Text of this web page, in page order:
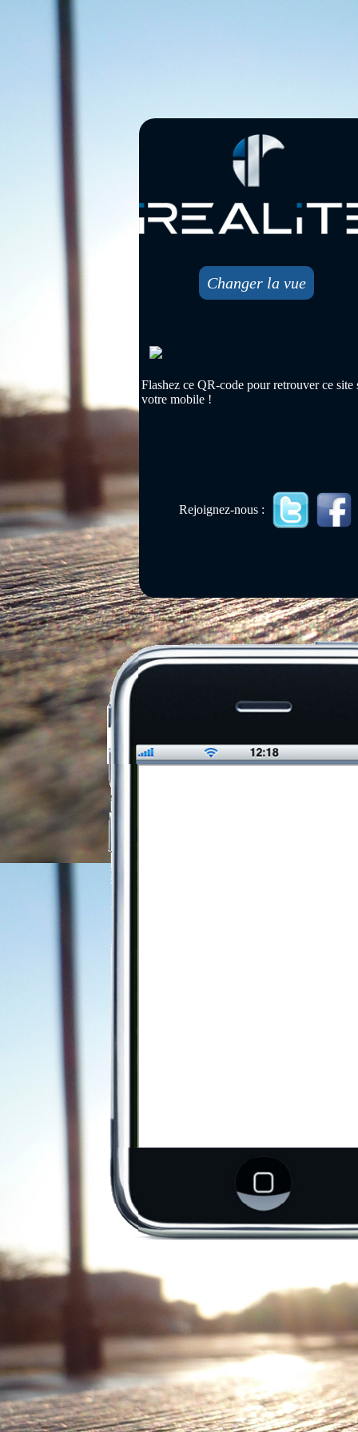
Changer la vue
Flashez ce QR-code pour retrouver ce site
votre mobile !
Rejoignez-nous :